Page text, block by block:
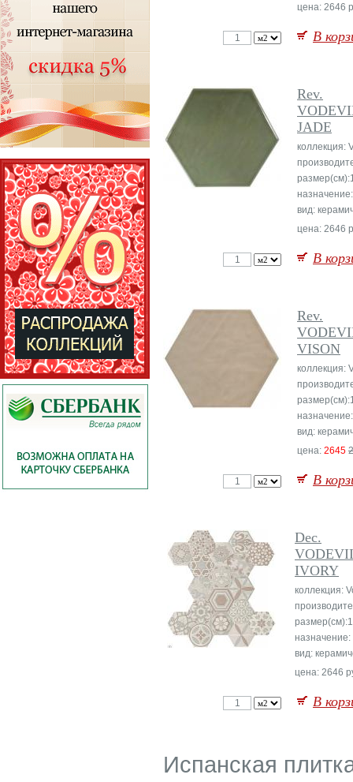
цена: 2646
В
Rev.
JADE
коллекция:
вид:
цена: 2646
В
Rev.
VISON
коллекция:
вид:
цена: 2645
В
Dec.
IVORY
коллекция:
вид:
цена: 2646
В
Испанская